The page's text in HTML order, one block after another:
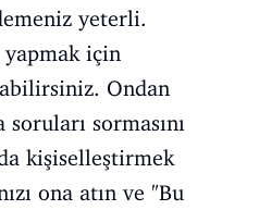
yeterli.
yapmak için
Ondan
soruları sormasını
kişiselleştirmek
ona atın ve "Bu